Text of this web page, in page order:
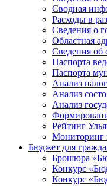
Сводная
Расходы в
Сведения о
Областная
Сведения об
Паспорта
Паспорта
Анализ
Анализ
Анализ
Рейтинг
Мониторинг
Бюджет для
Брошюра
Конкурс
Конкурс